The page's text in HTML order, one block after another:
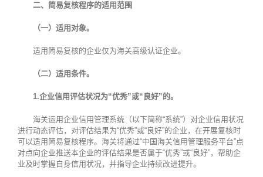
二、简易复核程序的适用范围
（一）适用对象。
适用简易复核的企业仅为海关高级认证企业。
（二）适用条件。
1.企业信用评估状况为“优秀”或“良好”的。
海关运用企业信用管理系统（以下简称“系统”）对企业信用状况
进行动态评估，对评估结果为“优秀”或“良好”的企业，在开展复核时
可以适用简易复核程序。海关将通过“中国海关信用管理服务平台”点
对点向企业推送本企业的评估结果是否属于“优秀”或“良好”，帮助企
业及时掌握自身信用状况，并指导企业持续改进提升。